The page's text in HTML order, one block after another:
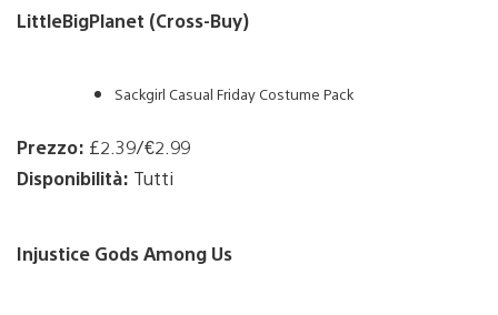
LittleBigPlanet (Cross-Buy)
Sackgirl Casual Friday Costume Pack
Prezzo: £2.39/€2.99
Disponibilità: Tutti
Injustice Gods Among Us